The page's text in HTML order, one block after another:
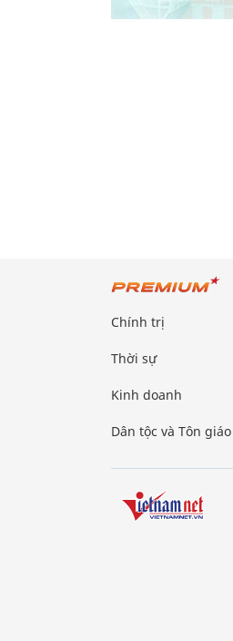
Chính trị
Thời sự
Kinh doanh
Dân tộc và Tôn giáo